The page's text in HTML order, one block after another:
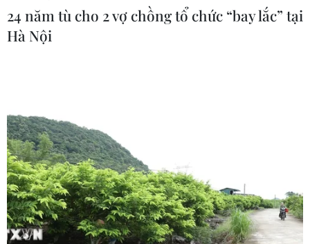
Ảnh hưởng của trận động đất tại Thái Lan
với hoạt động hàng không Việt Nam
sau vụ động đất tại Myanmar và Thái Lan.
24 năm tù cho 2 vợ chồng tổ chức “bay lắc” tại
Hà Nội